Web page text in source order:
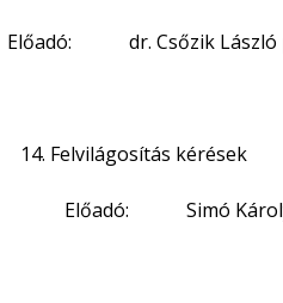
Előadó: dr. Csőzik László
Felvilágosítás kérések
Előadó: Simó Károly